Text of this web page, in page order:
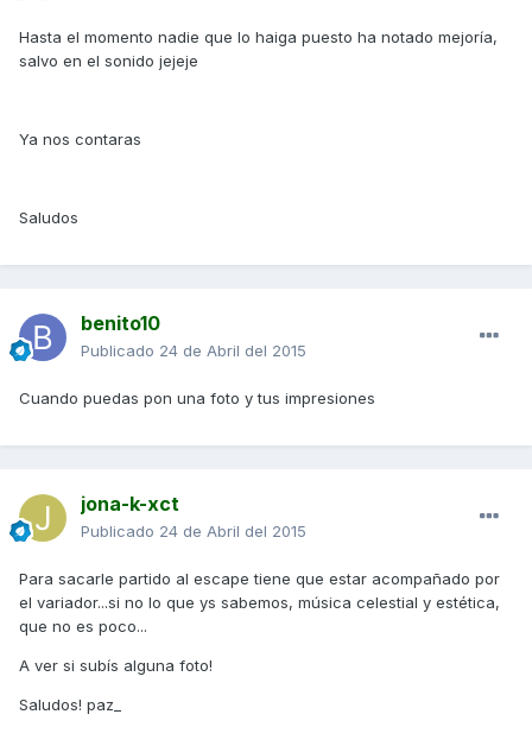
Hasta el momento nadie que lo haiga puesto ha notado mejoría,
salvo en el sonido jejeje
Ya nos contaras
Saludos
benito10
Publicado 24 de Abril del 2015
Cuando puedas pon una foto y tus impresiones
jona-k-xct
Publicado 24 de Abril del 2015
Para sacarle partido al escape tiene que estar acompañado por
el variador...si no lo que ys sabemos, música celestial y estética,
que no es poco...
A ver si subís alguna foto!
Saludos! paz_